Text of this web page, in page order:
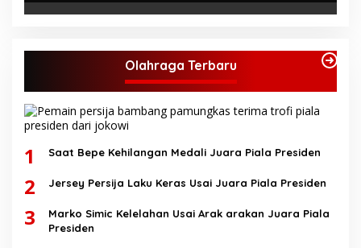
Olahraga Terbaru
1 Saat Bepe Kehilangan Medali Juara Piala Presiden
2 Jersey Persija Laku Keras Usai Juara Piala Presiden
3
Marko Simic Kelelahan Usai Arak arakan Juara Piala
Presiden